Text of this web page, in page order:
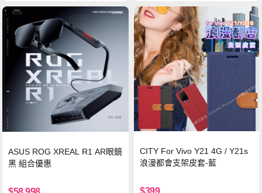
ASUS ROG XREAL R1 AR眼鏡
黑 組合優惠
CITY For Vivo Y21 4G / Y21s
浪漫都會支架皮套-藍